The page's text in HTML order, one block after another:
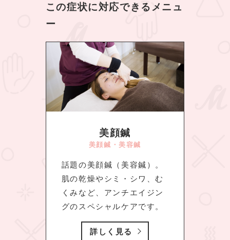
この症状に対応できるメニュ
ー
美顔鍼
美顔鍼・美容鍼
話題の美顔鍼（美容鍼）。
肌の乾燥やシミ・シワ、む
くみなど、アンチエイジン
グのスペシャルケアです。
詳しく見る